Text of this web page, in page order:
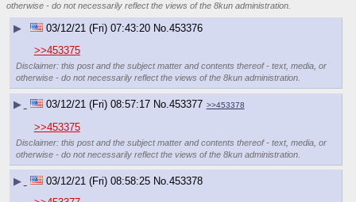
otherwise - do not necessarily reflect the views of the 8kun administration.
▶ 03/12/21 (Fri) 07:43:20 No.453376
>>453375
Disclaimer: this post and the subject matter and contents thereof - text, media, or
otherwise - do not necessarily reflect the views of the 8kun administration.
▶ 03/12/21 (Fri) 08:57:17 No. 453377 >>453378
>>453375
Disclaimer: this post and the subject matter and contents thereof - text, media, or
otherwise - do not necessarily reflect the views of the 8kun administration.
▶ 03/12/21 (Fri) 08:58:25 No. 453378